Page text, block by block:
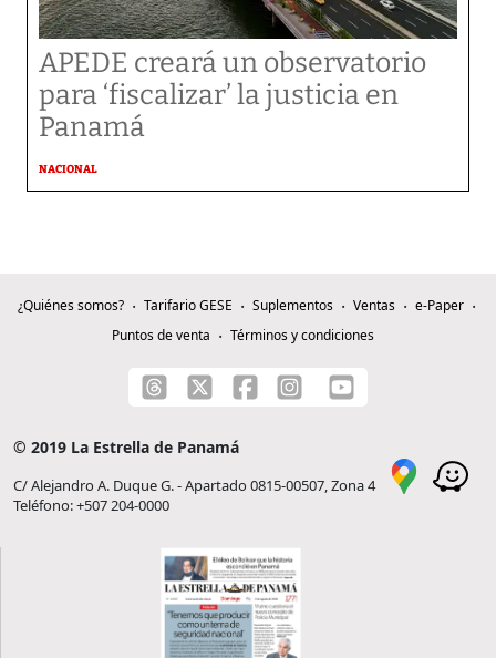
APEDE creará un observatorio
para ‘fiscalizar’ la justicia en
Panamá
NACIONAL
¿Quiénes somos? Tarifario GESE Suplementos Ventas
e-Paper
Puntos de venta
Términos y condiciones
© 2019 La Estrella de Panamá
C/ Alejandro A. Duque G. - Apartado 0815-00507, Zona 4
Teléfono: +507 204-0000